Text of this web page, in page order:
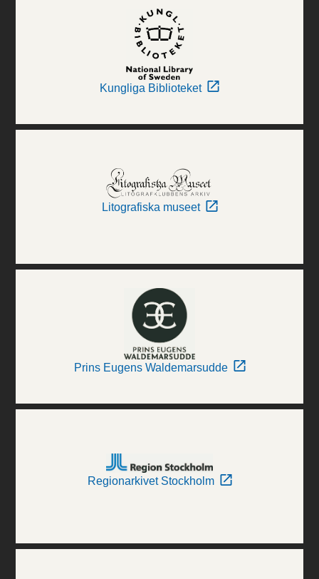
Kungliga Biblioteket
Litografiska museet
Prins Eugens Waldemarsudde
Regionarkivet Stockholm